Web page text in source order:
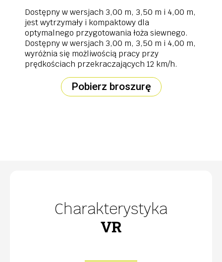
Dostępny w wersjach 3,00 m, 3,50 m i 4,00 m,
jest wytrzymały i kompaktowy dla
optymalnego przygotowania łoża siewnego.
Dostępny w wersjach 3,00 m, 3,50 m i 4,00 m,
wyróżnia się możliwością pracy przy
prędkościach przekraczających 12 km/h.
Pobierz broszurę
Charakterystyka
VR